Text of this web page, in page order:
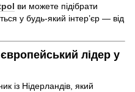
ви можете підібрати
у будь-який інтер’єр — від
лідер у
із Нідерландів, який